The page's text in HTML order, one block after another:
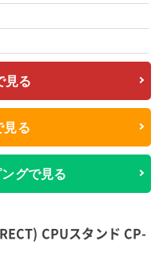
見る
見る
グで見る
CPUスタンド CP-